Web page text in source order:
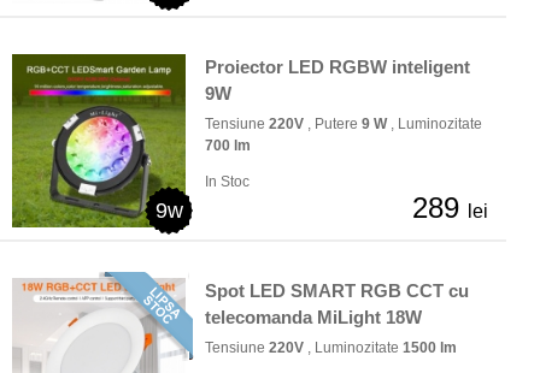
9w
Proiector LED RGBW inteligent
9W
Tensiune 220V , Putere 9 W, Luminozitate
700 lm
In Stoc
289 lei
Spot LED SMART RGB CCT cu
telecomanda MiLight 18W
Tensiune 220V , Luminozitate 1500 lm